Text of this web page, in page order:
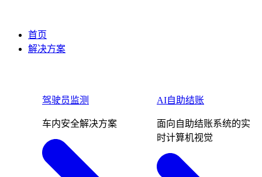
首页
解决方案
驾驶员监测
车内安全解决方案
AI自助结账
面向自助结账系统的实
时计算机视觉